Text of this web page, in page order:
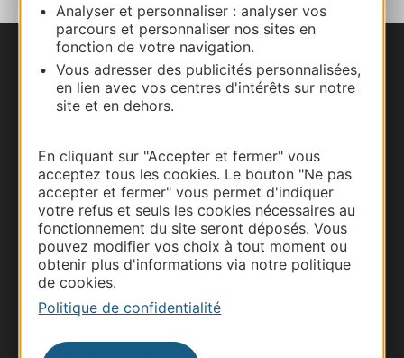
Analyser et personnaliser : analyser vos
parcours et personnaliser nos sites en
fonction de votre navigation.
Vous adresser des publicités personnalisées,
en lien avec vos centres d'intérêts sur notre
site et en dehors.
En cliquant sur "Accepter et fermer" vous
acceptez tous les cookies. Le bouton "Ne pas
accepter et fermer" vous permet d'indiquer
votre refus et seuls les cookies nécessaires au
fonctionnement du site seront déposés. Vous
pouvez modifier vos choix à tout moment ou
obtenir plus d'informations via notre politique
de cookies.
Politique de confidentialité
Nous contacter
Carte interactive
Documentation